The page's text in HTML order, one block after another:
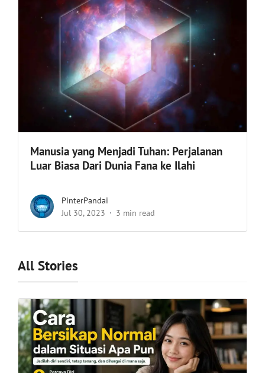
Manusia yang Menjadi Tuhan: Perjalanan
Luar Biasa Dari Dunia Fana ke Ilahi
PinterPandai
Jul 30, 2023
3 min read
All Stories